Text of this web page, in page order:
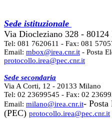
Sede istituzionale
Via Diocleziano 328 - 80124
Tel: 081 7620611 - Fax: 081
Email: mbox@irea.cnr.it - Posta
protocollo.irea@pec.cnr.it
Sede secondaria
Via A Corti, 12 - 20133 Milano
Tel: 02 23699545 - Fax: 02
Email: milano@irea.cnr.it- Posta
(PEC) protocollo.irea@pec.cnr.it